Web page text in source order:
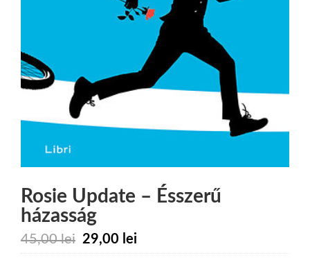
Rosie Update – Ésszerű
házasság
45,00lei 29,00 lei